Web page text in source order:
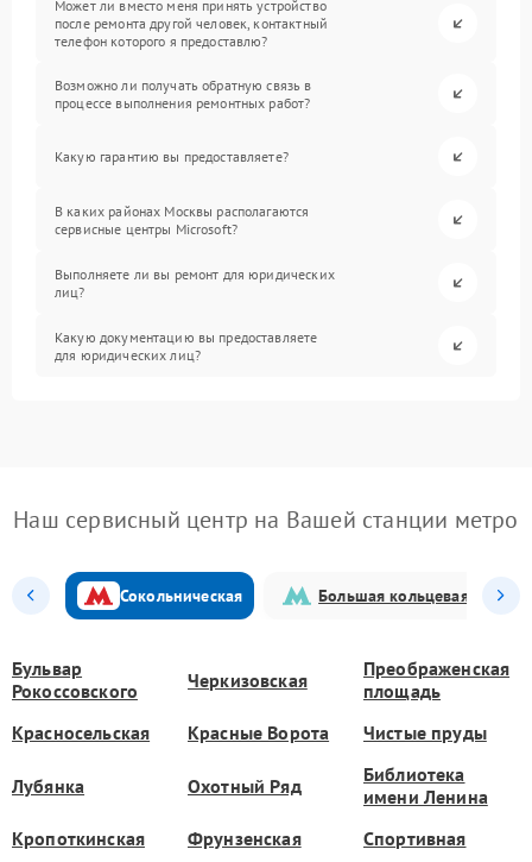
Может ли вместо меня принять устройство
после ремонта другой человек, контактный
телефон которого я предоставлю?
Возможно ли получать обратную связь в
процессе выполнения ремонтных работ?
Какую гарантию вы предоставляете?
В каких районах Москвы располагаются
сервисные центры Microsoft?
Выполняете ли вы ремонт для юридических
лиц?
Какую документацию вы предоставляете
для юридических лиц?
Наш сервисный центр на Вашей станции метро
Сокольническая Большая кольцевая
Бульвар
Рокоссовского
Черкизовская
Преображенская
площадь
Красносельская
Красные Ворота Чистые пруды
Лубянка Охотный Ряд
Библиотека
имени Ленина
Кропоткинская
Фрунзенская Спортивная